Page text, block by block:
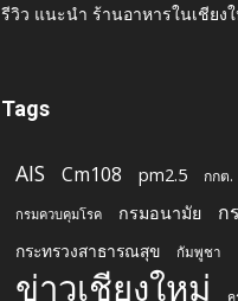
รีวิว แนะนำ ร้านอาหารในเชียง
Tags
AIS Cm108 pm2.5 กกต.
กรมควบคุมโรค กรมอนามัย ก
กระทรวงสาธารณสุข กัมพูชา
ข่าวเชียงใหม่ ค